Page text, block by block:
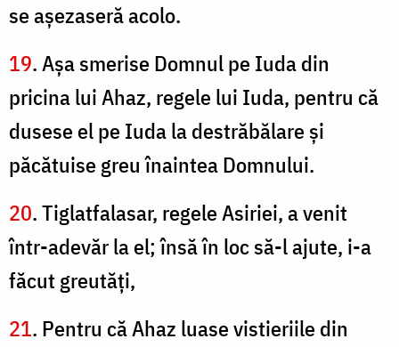
se aşezaseră acolo.
19. Aşa smerise Domnul pe Iuda din
pricina lui Ahaz, regele lui Iuda, pentru că
dusese el pe Iuda la destrăbălare şi
păcătuise greu înaintea Domnului.
20. Tiglatfalasar, regele Asiriei, a venit
într-adevăr la el; însă în loc să-l ajute, i-a
făcut greutăţi,
21. Pentru că Ahaz luase vistieriile din